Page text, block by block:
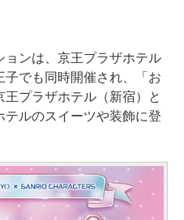
ンは、京王プラザホテル
でも同時開催され、「お
プラザホテル（新宿）と
ルのスイーツや装飾に登